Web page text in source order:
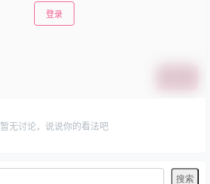
登录
暂无讨论，说说你的看法吧